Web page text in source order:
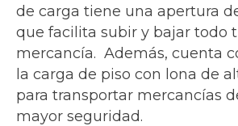
de carga tiene una apertura de
que facilita subir y bajar todo
mercancía. Además, cuenta
la carga de piso con lona de
para transportar mercancías
mayor seguridad.